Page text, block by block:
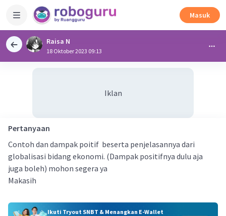
Masuk
Raisa N
18 Oktober 2023 09:13
Iklan
Pertanyaan
Contoh dan dampak poitif beserta penjelasannya dari
globalisasi bidang ekonomi. (Dampak positifnya dulu aja
juga boleh) mohon segera ya
Makasih
Ikuti Tryout SNBT & Menangkan E-Wallet